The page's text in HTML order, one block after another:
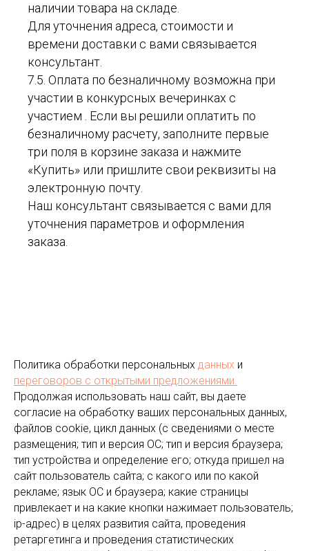
наличии товара на складе.
Для уточнения адреса, стоимости и
времени доставки с вами связывается
консультант.
7.5. Оплата по безналичному возможна при
участии в конкурсных вечеринках с
участием . Если вы решили оплатить по
безналичному расчету, заполните первые
три поля в корзине заказа и нажмите
«Купить» или пришлите свои реквизиты на
электронную почту.
Наш консультант связывается с вами для
уточнения параметров и оформления
заказа.
Политика обработки персональных данных и
переговоров с открытыми предложениями.
Продолжая использовать наш сайт, вы даете
согласие на обработку ваших персональных данных,
файлов cookie, цикл данных (с сведениями о месте
размещения; тип и версия ОС; тип и версия браузера;
тип устройства и определение его; откуда пришел на
сайт пользователь сайта; с какого или по какой
рекламе; язык ОС и браузера; какие страницы
привлекает и на какие кнопки нажимает пользователь;
ip-адрес) в целях развития сайта, проведения
ретаргетинга и проведения статистических